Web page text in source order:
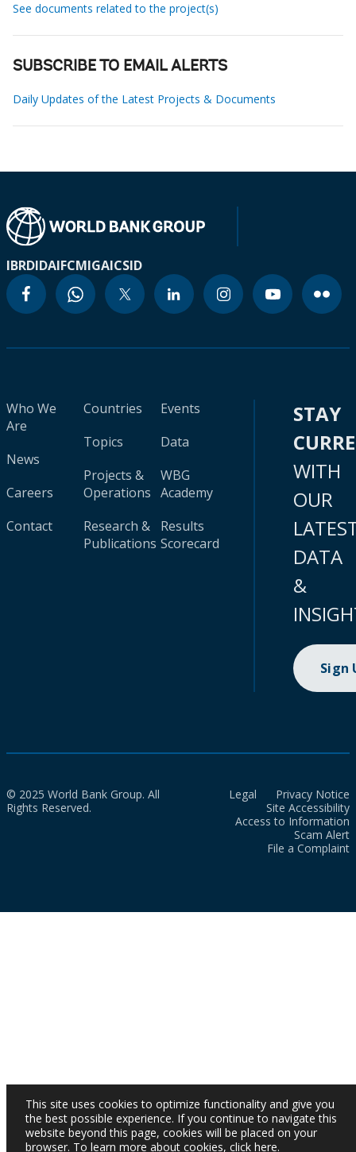
See documents related to the project(s)
SUBSCRIBE TO EMAIL ALERTS
Daily Updates of the Latest Projects & Documents
IBRDIDAIFCMIGAICSID
Who We
Are
News
Careers
Contact
Countries
Topics
Projects &
Operations
Research &
Publications
Events
Data
WBG
Academy
Results
Scorecard
STAY
WITH
OUR
DATA
&
Sign
© 2025 World Bank Group. All
Rights Reserved.
Legal
Privacy Notice
Site Accessibility
Access to Information
Scam Alert
File a Complaint
This site uses cookies to optimize functionality and give you
the best possible experience. If you continue to navigate this
website beyond this page, cookies will be placed on your
browser. To learn more about cookies, click here.